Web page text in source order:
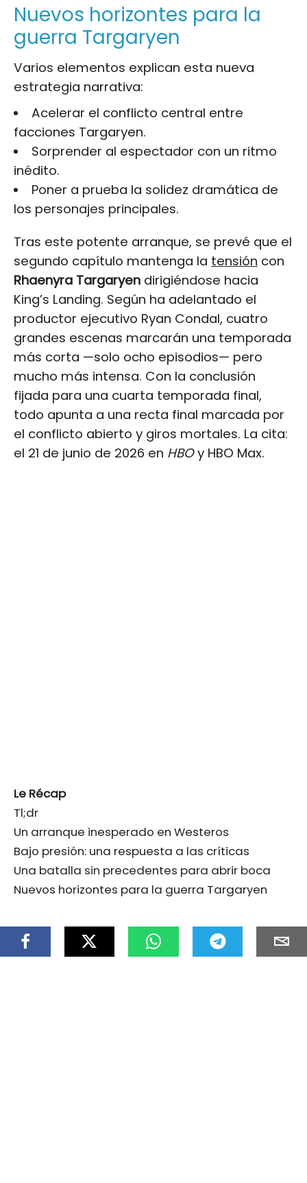
Nuevos horizontes para la
guerra Targaryen
Varios elementos explican esta nueva
estrategia narrativa:
Acelerar el conflicto central entre
facciones Targaryen.
Sorprender al espectador con un ritmo
inédito.
Poner a prueba la solidez dramática de
los personajes principales.
Tras este potente arranque, se prevé que el
segundo capítulo mantenga la tensión con
Rhaenyra Targaryen dirigiéndose hacia
King’s Landing. Según ha adelantado el
productor ejecutivo Ryan Condal, cuatro
grandes escenas marcarán una temporada
más corta —solo ocho episodios— pero
mucho más intensa. Con la conclusión
fijada para una cuarta temporada final,
todo apunta a una recta final marcada por
el conflicto abierto y giros mortales. La cita:
el 21 de junio de 2026 en HBOy HBO Max.
Le Récap
Tl;dr
Un arranque inesperado en Westeros
Bajo presión: una respuesta a las críticas
Una batalla sin precedentes para abrir boca
Nuevos horizontes para la guerra Targaryen